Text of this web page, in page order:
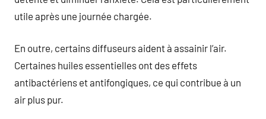
utile après une journée chargée.
En outre, certains diffuseurs aident à assainir l’air.
Certaines huiles essentielles ont des effets
antibactériens et antifongiques, ce qui contribue à un
air plus pur.